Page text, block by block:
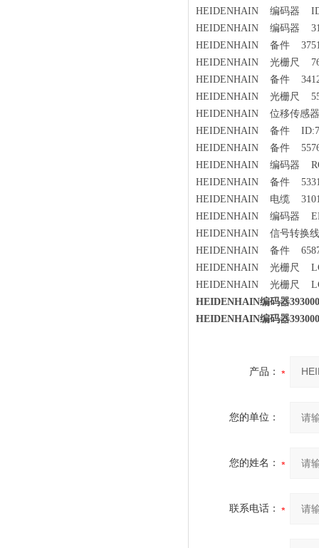
HEIDENHAIN 编码器
HEIDENHAIN 编码器
HEIDENHAIN 备件
HEIDENHAIN 光栅尺
HEIDENHAIN 备件
HEIDENHAIN 光栅尺
HEIDENHAIN 位移传感
HEIDENHAIN 备件
HEIDENHAIN 备件
HEIDENHAIN 编码器
HEIDENHAIN 备件
HEIDENHAIN 电缆
HEIDENHAIN 编码器
HEIDENHAIN 信号转换
HEIDENHAIN 备件
HEIDENHAIN 光栅尺
HEIDENHAIN 光栅尺
HEIDENHAIN编码器
HEIDENHAIN编码器
产品：
您的单位：
您的姓名：
联系电话：